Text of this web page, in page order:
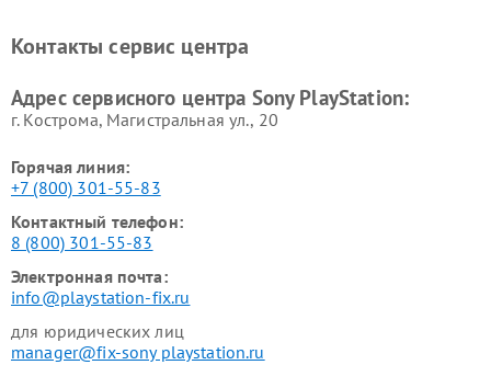
Контакты сервис центра
Адрес сервисного центра Sony PlayStation:
г. Кострома, Магистральная ул., 20
Горячая линия:
+7 (800) 301-55-83
Контактный телефон:
8 (800) 301-55-83
Электронная почта:
info@playstation-fix.ru
для юридических лиц
manager@fix-sony playstation.ru